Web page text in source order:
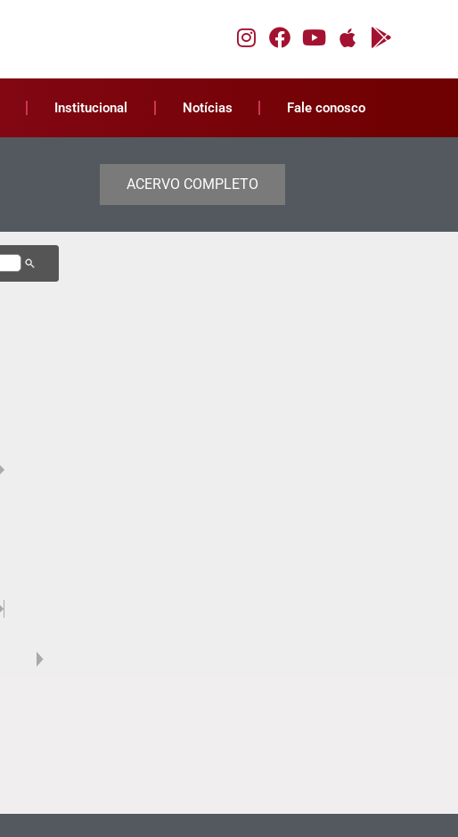
Institucional Notícias Fale conosco
ACERVO COMPLETO